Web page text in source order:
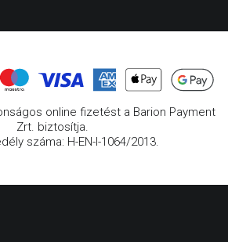
online fizetést a Barion Payment
Zrt. biztosítja.
száma: H-EN-I-1064/2013.